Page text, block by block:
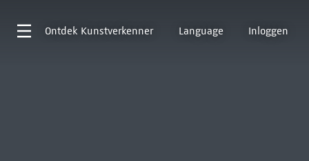
Ontdek Kunstverkenner Language Inloggen